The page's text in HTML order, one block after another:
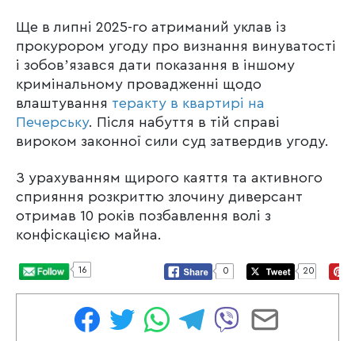
Ще в липні 2025-го атриманий уклав із
прокурором угоду про визнання винуватості
і зобовʼязався дати показання в іншому
кримінальному провадженні щодо
влаштування теракту в квартирі на
Печерську. Після набуття в тій справі
вироком законної сили суд затвердив угоду.
З урахуванням щирого каяття та активного
сприяння розкриттю злочину диверсант
отримав 10 років позбавлення волі з
конфіскацією майна.
16 0 20